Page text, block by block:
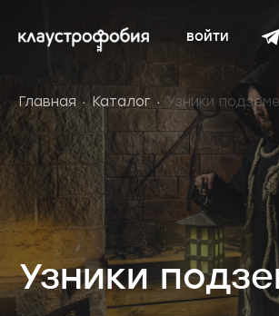
войти
Главная Каталог Узники
Узники